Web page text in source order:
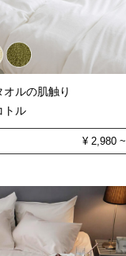
ルの肌触り
トル
¥ 2,980~